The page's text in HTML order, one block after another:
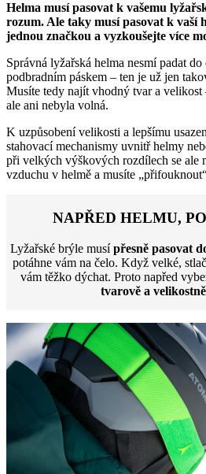
Helma musí pasovat k vašemu
rozum. Ale taky musí pasovat k vaší
jednou značkou a vyzkoušejte více
Správná lyžařská helma nesmí padat
podbradním páskem – ten je už jen
Musíte tedy najít vhodný tvar a velikost
ale ani nebyla volná.
K uzpůsobení velikosti a lepšímu
stahovací mechanismy uvnitř helmy
při velkých výškových rozdílech se ale
vzduchu v helmě a musíte
NAPŘED HELMU,
Lyžařské brýle musípřesně pasovat
potáhne vám na čelo. Když velké,
vám těžko dýchat. Proto napřed
tvarově a